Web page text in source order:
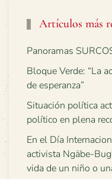
Artículos más
Panoramas
Bloque Verde: “La
de esperanza”
Situación política
político en plena
En el Día
activista Ngäbe-
vida de un niño o